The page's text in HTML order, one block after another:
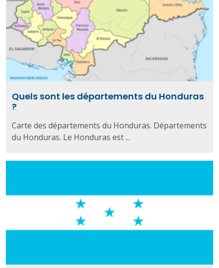
Quels sont les départements du Honduras
?
Carte des départements du Honduras. Départements
du Honduras. Le Honduras est ...